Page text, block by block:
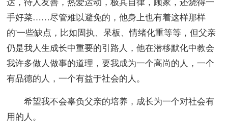
达，待人友善，热爱运动，极其自律，顾家，还烧得一
手好菜……尽管难以避免的，他身上也有着这样那样
的'一些缺点，比如固执、呆板、情绪化重等等，但父亲
仍是我人生成长中重要的引路人，他在潜移默化中教会
我许多做人做事的道理，要我成为一个高尚的人，一个
有品德的人，一个有益于社会的人。
希望我不会辜负父亲的培养，成长为一个对社会有
用的人。